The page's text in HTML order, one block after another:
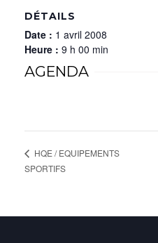
DÉTAILS
Date : 1 avril 2008
Heure : 9 h 00 min
AGENDA
HQE / EQUIPEMENTS
SPORTIFS